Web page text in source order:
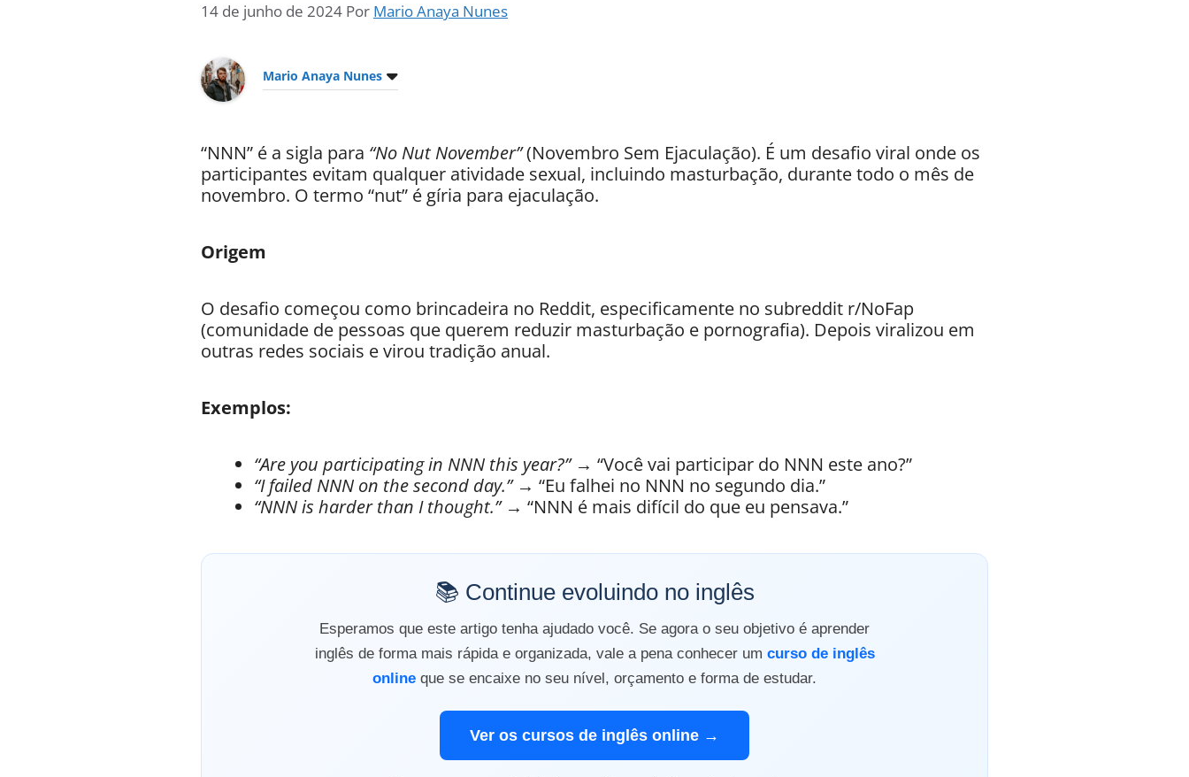
14 de junho de 2024 Por Mario Anaya Nunes
Mario Anaya Nunes
“NNN” é a sigla para “No Nut November”(Novembro Sem Ejaculação). É um desafio viral onde os
participantes evitam qualquer atividade sexual, incluindo masturbação, durante todo o mês de
novembro. O termo “nut” é gíria para ejaculação.
Origem
O desafio começou como brincadeira no Reddit, especificamente no subreddit r/NoFap
(comunidade de pessoas que querem reduzir masturbação e pornografia). Depois viralizou em
outras redes sociais e virou tradição anual.
Exemplos:
“Are you participating in NNN this year?”→ “Você vai participar do NNN este ano?”
“I failed NNN on the second day.”→ “Eu falhei no NNN no segundo dia.”
“NNN is harder than I thought.”→ “NNN é mais difícil do que eu pensava.”
📚 Continue evoluindo no inglês
Esperamos que este artigo tenha ajudado você. Se agora o seu objetivo é aprender
inglês de forma mais rápida e organizada, vale a pena conhecer um curso de inglês
online que se encaixe no seu nível, orçamento e forma de estudar.
Ver os cursos de inglês online →